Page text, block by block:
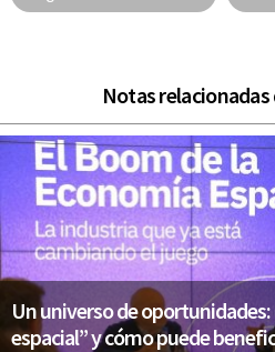
Notas relacionadas
Un universo de oportunidades:
espacial” y cómo puede